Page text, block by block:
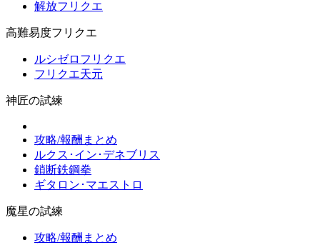
解放フリクエ
高難易度フリクエ
ルシゼロフリクエ
フリクエ天元
神匠の試練
攻略/報酬まとめ
ルクス･イン･デネブリス
鎖断鉄鋼拳
ギタロン･マエストロ
魔星の試練
攻略/報酬まとめ